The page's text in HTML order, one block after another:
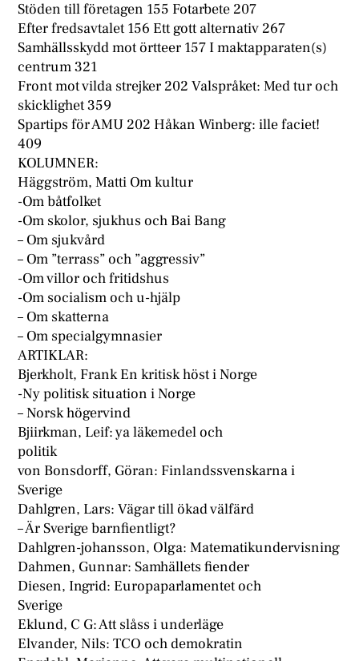
Stöden till företagen 155 Fotarbete 207
Efter fredsavtalet 156 Ett gott alternativ 267
Samhällsskydd mot örtteer 157 I maktapparaten(s)
centrum 321
Front mot vilda strejker 202 Valspråket: Med tur och
skicklighet 359
Spartips för AMU 202 Håkan Winberg: ille faciet!
409
KOLUMNER:
Häggström, Matti Om kultur
-Om båtfolket
-Om skolor, sjukhus och Bai Bang
– Om sjukvård
– Om ”terrass” och ”aggressiv”
-Om villor och fritidshus
-Om socialism och u-hjälp
– Om skatterna
– Om specialgymnasier
ARTIKLAR:
Bjerkholt, Frank En kritisk höst i Norge
-Ny politisk situation i Norge
– Norsk högervind
Bjiirkman, Leif: ya läkemedel och
politik
von Bonsdorff, Göran: Finlandssvenskarna i
Sverige
Dahlgren, Lars: Vägar till ökad välfärd
– Är Sverige barnfientligt?
Dahlgren-johansson, Olga: Matematikundervisning
Dahmen, Gunnar: Samhällets fiender
Diesen, Ingrid: Europaparlamentet och
Sverige
Eklund, C G: Att slåss i underläge
Elvander, Nils: TCO och demokratin